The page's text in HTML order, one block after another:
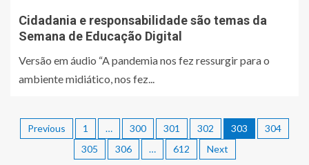
Cidadania e responsabilidade são temas da
Semana de Educação Digital
Versão em áudio “A pandemia nos fez ressurgir para o
ambiente midiático, nos fez...
Previous 1 … 300 301 302 303
304
305
306 … 612 Next